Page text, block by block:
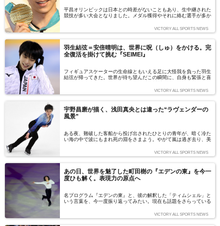
平昌オリンピックは日本との時差がないこともあり、生中継された
競技が多い大会となりました。メダル獲得やそれに絡む選手が多か
されたのが、羽生結弦選手の金メダル。ケガからの復帰、感動の金
メダルは「フィクションを超えたノンフィクション」「マンガでも
ブランクを克服して金メダルを掴んだ羽生選手ですが、その勝利の
陰にはチーム羽生の情報戦略がありました。チーム羽生の情報戦
略、オリンピック報道のあり方について作家・スポーツライターの
記事内に時制が事実と異なる箇所がございました。お詫びして修正
をさせていただきます）
VICTORY ALL SPORTS NEWS
羽生結弦＝安倍晴明は、世界に呪（しゅ）をかける。完
全復活を掛けて挑む『SEIMEI』
フィギュアスケーターの生命線ともいえる足に大怪我を負った羽生
結弦が帰ってきた。世界が待ち望んだこの瞬間に、自身も緊張と喜
た。陰陽道において節分とは「陰」から「陽」へ「気」が変わる一
年の節目だという。開会式で韓国国旗の太極（陰陽）が随所に演出
出させた。風が良い方向に吹き始めている。ここでは著書『氷上秘
話』（東邦出版）より『SEIMEI』についての考察をお届けした
い。羽生選手の周りにたくさんの式神が飛んでいるのが見えるはず
VICTORY ALL SPORTS NEWS
宇野昌磨が描く、浅田真央とは違った“ラヴェンダーの
風景”
ある夜、難破した客船から投げ出されたひとりの青年が、暗く冷た
い海の中で波にもまれ死の淵をさまよう。やがて嵐は過ぎ去り、美
のは海辺の屋敷に住む老姉妹だった――。宇野昌磨が演じる、映画
『ラヴェンダーの咲く庭で』のメインテーマをひも解く。
VICTORY ALL SPORTS NEWS
あの日、世界を魅了した町田樹の『エデンの東』を今一
度ひも解く。表現力の原点へ
名プログラム『エデンの東』と、彼の解釈した「ティムシェル」と
いう言葉を、今一度振り返ってみたい。現在も話題をさらっている
夏にお届けしたい。なお、内容に触れているので、原書を読まれる
方は、その後にお楽しみください。（文＝いとうやまね）
VICTORY ALL SPORTS NEWS